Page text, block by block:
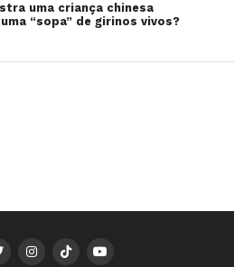
uma criança chinesa
“sopa” de girinos vivos?